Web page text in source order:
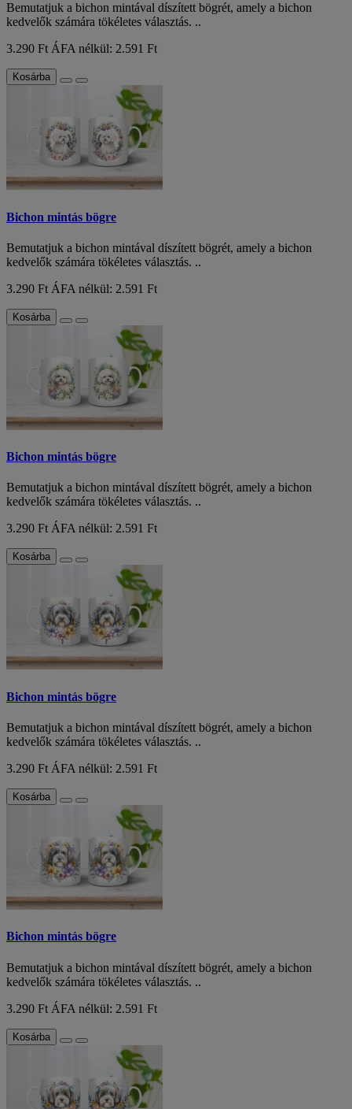
Bemutatjuk a bichon mintával díszített bögrét, amely a bichon
kedvelők számára tökéletes választás. ..
3.290 FtÁFA nélkül: 2.591 Ft
Kosárba
Bichon mintás bögre
Bemutatjuk a bichon mintával díszített bögrét, amely a bichon
kedvelők számára tökéletes választás. ..
3.290 Ft ÁFA nélkül: 2.591 Ft
Kosárba
Bichon mintás bögre
Bemutatjuk a bichon mintával díszített bögrét, amely a bichon
kedvelők számára tökéletes választás. ..
3.290 FtÁFA nélkül: 2.591 Ft
Kosárba
Bichon mintás bögre
Bemutatjuk a bichon mintával díszített bögrét, amely a bichon
kedvelők számára tökéletes választás. ..
3.290 Ft ÁFA nélkül: 2.591 Ft
Kosárba
Bichon mintás bögre
Bemutatjuk a bichon mintával díszített bögrét, amely a bichon
kedvelők számára tökéletes választás. ..
3.290 Ft ÁFA nélkül: 2.591 Ft
Kosárba